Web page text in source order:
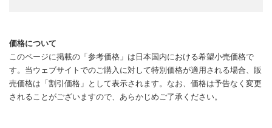
価格について
このページに掲載の「参考価格」は日本国内における希望小売価格で
す。当ウェブサイトでのご購入に対して特別価格が適用される場合、販
売価格は「割引価格」として表示されます。なお、価格は予告なく変更
されることがございますので、あらかじめご了承ください。